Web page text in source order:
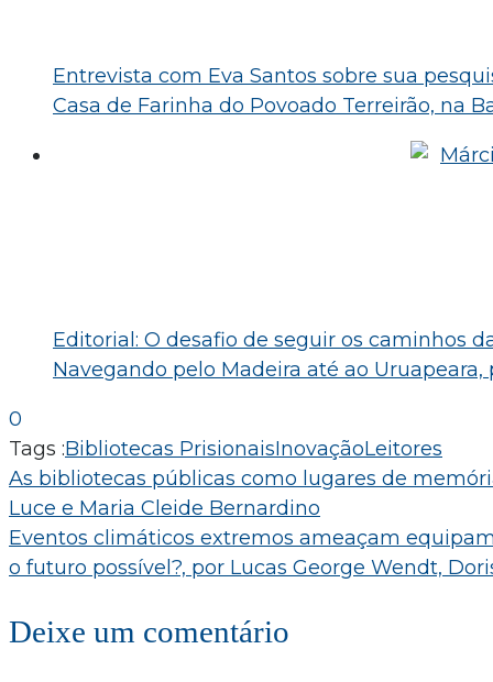
Entrevista com Eva Santos sobre sua
Casa de Farinha do Povoado Terreirão, na
Editorial: O desafio de seguir os caminhos
Navegando pelo Madeira até ao
0
Tags :Bibliotecas PrisionaisInovaçãoLeitores
Navegação
de
Post
As bibliotecas públicas como lugares de
Luce e Maria Cleide Bernardino
Eventos climáticos extremos ameaçam
o futuro possível?, por Lucas George Wendt,
Deixe um comentário